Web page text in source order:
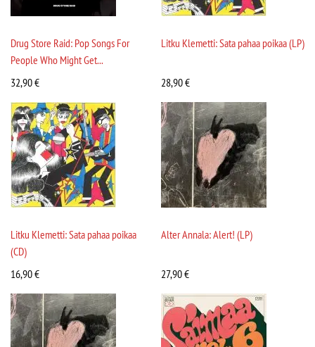
Drug Store Raid: Pop Songs For
People Who Might Get...
32,90€
Litku Klemetti: Sata pahaa poikaa (LP)
28,90€
Litku Klemetti: Sata pahaa poikaa
(CD)
16,90€
Alter Annala: Alert! (LP)
27,90€